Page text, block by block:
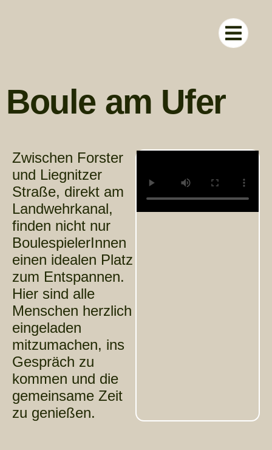
Boule am Ufer
Zwischen Forster
und Liegnitzer
Straße, direkt am
Landwehrkanal,
finden nicht nur
BoulespielerInnen
einen idealen Platz
zum Entspannen.
Hier sind alle
Menschen herzlich
eingeladen
mitzumachen, ins
Gespräch zu
kommen und die
gemeinsame Zeit
zu genießen.